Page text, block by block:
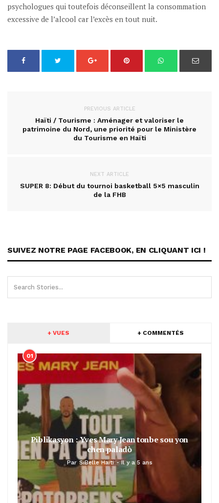
psychologues qui toutefois déconseillent la consommation
excessive de l’alcool car l’excès en tout nuit.
PREVIOUS ARTICLE
Haïti / Tourisme : Aménager et valoriser le
patrimoine du Nord, une priorité pour le Ministère
du Tourisme en Haïti
NEXT ARTICLE
SUPER 8: Début du tournoi basketball 5×5 masculin
de la FHB
SUIVEZ NOTRE PAGE FACEBOOK, EN CLIQUANT ICI !
+ VUES + COMMENTÉS
01
Piblikasyon : Yves Mary Jean tonbe sou yon
chen paladò
Par SiBelle Haiti Il y a 5 ans